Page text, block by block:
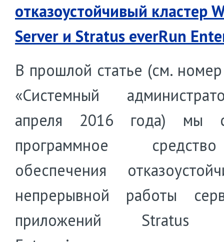
отказоустойчивый кластер
Server и Stratus everRun
В прошлой статье (см.
«Системный
апреля 2016 года) мы
программное
обеспечения
непрерывной работы
приложений Stratus